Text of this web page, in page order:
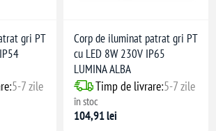
gri PT
5-7 zile
Corp de iluminat patrat gri PT
cu LED 8W 230V IP65
LUMINA ALBA
Timp de livrare:5-7 zile
în stoc
104,91 lei